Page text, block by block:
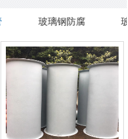
玻璃钢防腐